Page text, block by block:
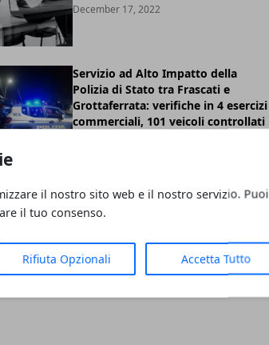
il nostro sito web e il nostro servizio. Puoi
il tuo consenso.
Rifiuta Opzionali Accetta Tutto
December 17, 2022
Servizio ad Alto Impatto della
Polizia di Stato tra Frascati e
Grottaferrata: verifiche in 4 esercizi
commerciali, 101 veicoli controllati
Regione Lazio: appuntamenti di
November 27, 2022